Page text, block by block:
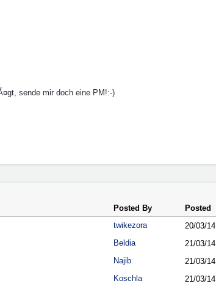
sende mir doch eine PM!:-)
Posted By
Posted
twikezora 20/03/14
Beldia 21/03/14
Najib 21/03/14
Koschla 21/03/14